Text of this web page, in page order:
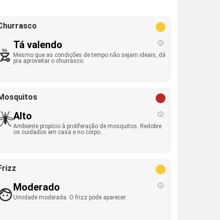
Tá valendo
Mesmo que as condições de tempo não sejam ideais, dá
pra aproveitar o churrasco.
Alto
Ambiente propício à proliferação de mosquitos. Redobre
os cuidados em casa e no corpo.
Moderado
Umidade moderada. O frizz pode aparecer.